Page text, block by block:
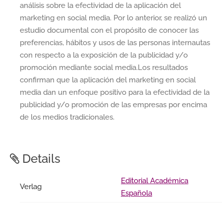
análisis sobre la efectividad de la aplicación del
marketing en social media. Por lo anterior, se realizó un
estudio documental con el propósito de conocer las
preferencias, hábitos y usos de las personas internautas
con respecto a la exposición de la publicidad y/o
promoción mediante social media.Los resultados
confirman que la aplicación del marketing en social
media dan un enfoque positivo para la efectividad de la
publicidad y/o promoción de las empresas por encima
de los medios tradicionales.
Details
Verlag
Editorial Académica
Española